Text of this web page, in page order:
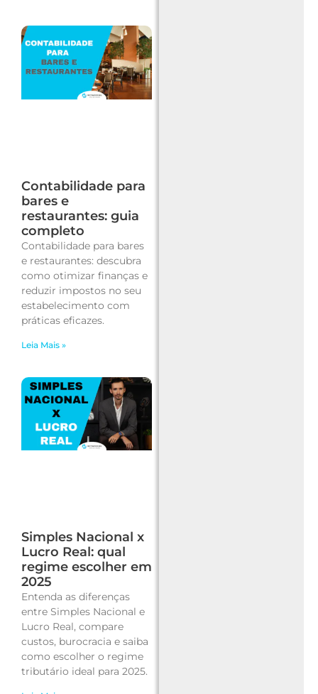
Contabilidade para
bares e
restaurantes: guia
completo
Contabilidade para bares
e restaurantes: descubra
como otimizar finanças e
reduzir impostos no seu
estabelecimento com
práticas eficazes.
Leia Mais »
Simples Nacional x
Lucro Real: qual
regime escolher em
2025
Entenda as diferenças
entre Simples Nacional e
Lucro Real, compare
custos, burocracia e saiba
como escolher o regime
tributário ideal para 2025.